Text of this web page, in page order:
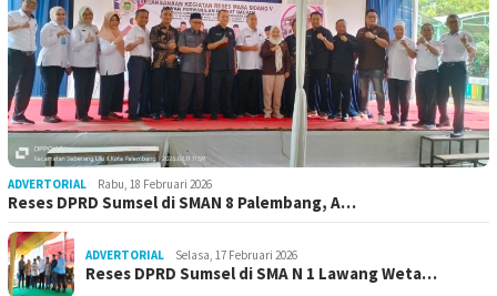
ADVERTORIAL Rabu, 18 Februari 2026
Reses DPRD Sumsel di SMAN 8 Palembang, A…
ADVERTORIAL Selasa, 17 Februari 2026
Reses DPRD Sumsel di SMA N 1 Lawang Weta…